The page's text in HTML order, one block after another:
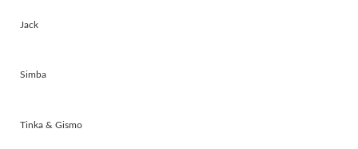
Jack
Simba
Tinka & Gismo